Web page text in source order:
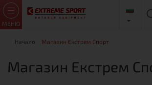
МЕНЮ
Начало Магазин Екстрем Спорт
Магазин Екстрем